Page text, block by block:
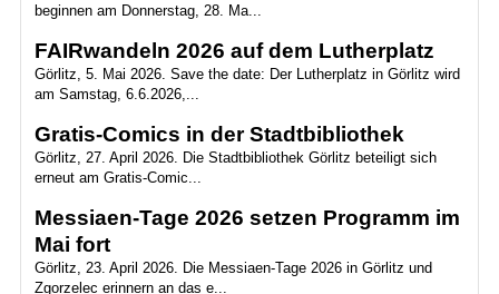
beginnen am Donnerstag, 28. Ma...
FAIRwandeln 2026 auf dem Lutherplatz
Görlitz, 5. Mai 2026. Save the date: Der Lutherplatz in Görlitz wird
am Samstag, 6.6.2026,...
Gratis-Comics in der Stadtbibliothek
Görlitz, 27. April 2026. Die Stadtbibliothek Görlitz beteiligt sich
erneut am Gratis-Comic...
Messiaen-Tage 2026 setzen Programm im
Mai fort
Görlitz, 23. April 2026. Die Messiaen-Tage 2026 in Görlitz und
Zgorzelec erinnern an das e...